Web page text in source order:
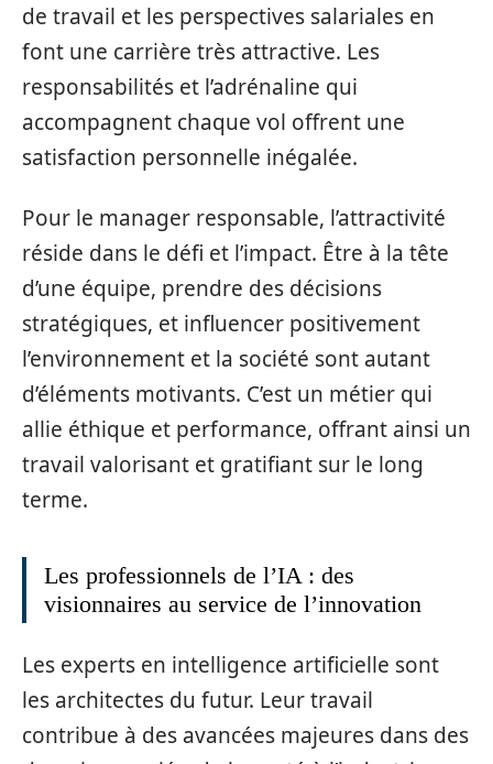
de travail et les perspectives salariales en
font une carrière très attractive. Les
responsabilités et l’adrénaline qui
accompagnent chaque vol offrent une
satisfaction personnelle inégalée.
Pour le manager responsable, l’attractivité
réside dans le défi et l’impact. Être à la tête
d’une équipe, prendre des décisions
stratégiques, et influencer positivement
l’environnement et la société sont autant
d’éléments motivants. C’est un métier qui
allie éthique et performance, offrant ainsi un
travail valorisant et gratifiant sur le long
terme.
Les professionnels de l’IA : des
visionnaires au service de l’innovation
Les experts en intelligence artificielle sont
les architectes du futur. Leur travail
contribue à des avancées majeures dans des